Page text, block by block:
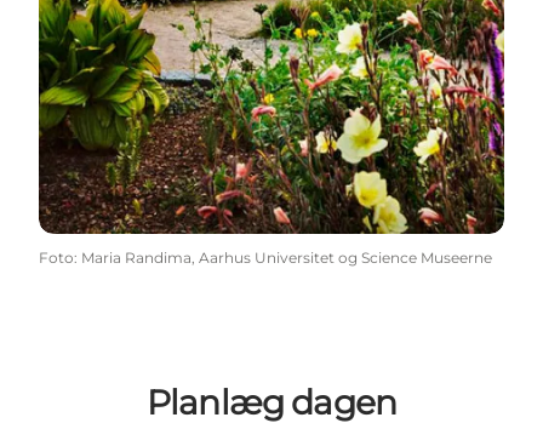
Foto: Maria Randima, Aarhus Universitet og Science Museerne
Planlæg dagen